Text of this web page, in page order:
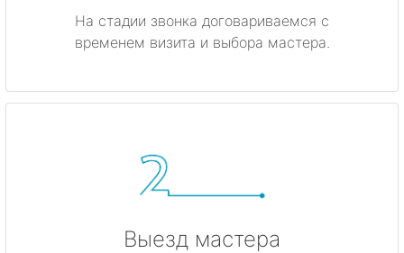
На стадии звонка договариваемся с
временем визита и выбора мастера.
Выезд мастера